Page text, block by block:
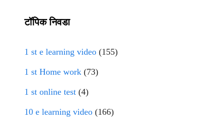
टॉपिक निवडा
1 st e learning video (155)
1 st Home work (73)
1 st online test (4)
10 e learning video (166)